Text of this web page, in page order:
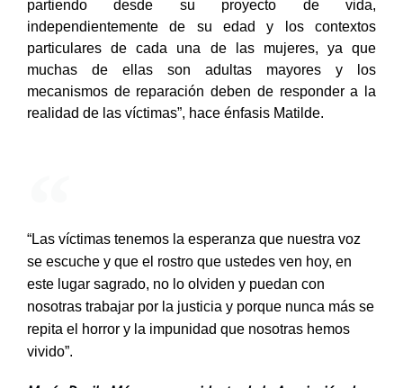
partiendo desde su proyecto de vida,
independientemente de su edad y los contextos
particulares de cada una de las mujeres, ya que
muchas de ellas son adultas mayores y los
mecanismos de reparación deben de responder a la
realidad de las víctimas”, hace énfasis Matilde.
“Las víctimas tenemos la esperanza que nuestra voz
se escuche y que el rostro que ustedes ven hoy, en
este lugar sagrado, no lo olviden y puedan con
nosotras trabajar por la justicia y porque nunca más se
repita el horror y la impunidad que nosotras hemos
vivido”.